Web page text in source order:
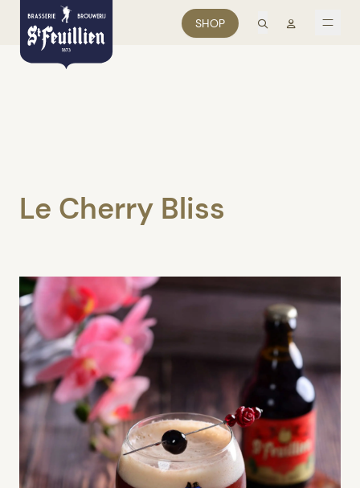
SHOP zoekMon
Le Cherry Bliss